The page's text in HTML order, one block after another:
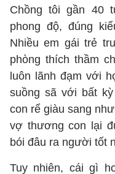
Chồng tôi gần 40
phong độ, đúng
Nhiều em gái trẻ
phòng thích thầm
luôn lãnh đạm với
suồng sã với bất
con rể giàu sang
vợ thương con lại
bói đâu ra người tốt
Tuy nhiên, cái gì